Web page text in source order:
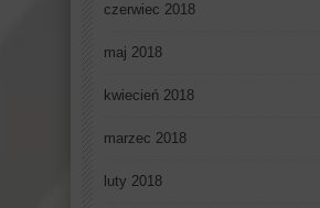
czerwiec 2018
maj 2018
kwiecień 2018
marzec 2018
luty 2018